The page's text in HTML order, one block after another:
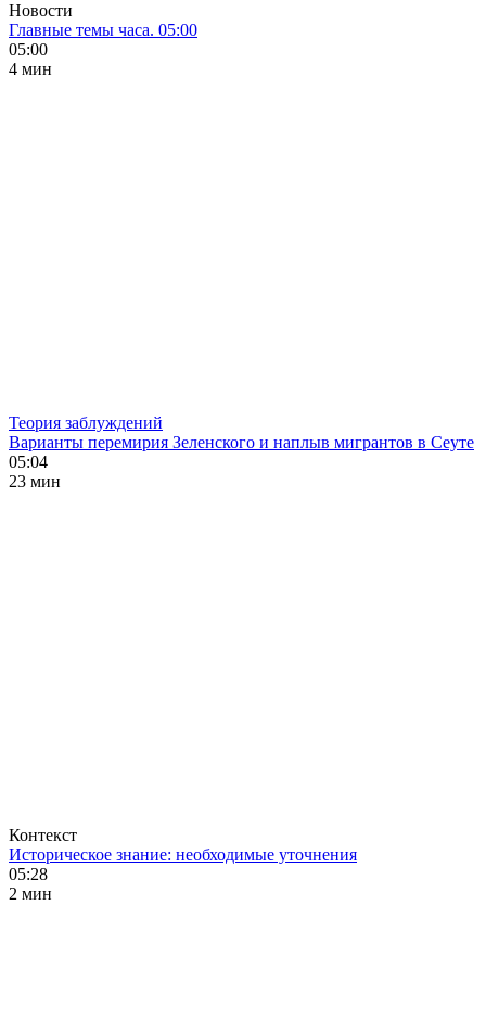
Новости
Главные темы часа. 05:00
05:00
4 мин
Теория заблуждений
Варианты перемирия Зеленского и наплыв мигрантов в Сеуте
05:04
23 мин
Контекст
Историческое знание: необходимые уточнения
05:28
2 мин